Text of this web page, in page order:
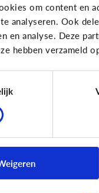
om content en
analyseren. Ook
en analyse. Deze
hebben verzameld
leerplatform
lagere